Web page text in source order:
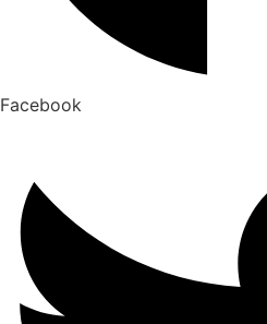
Facebook